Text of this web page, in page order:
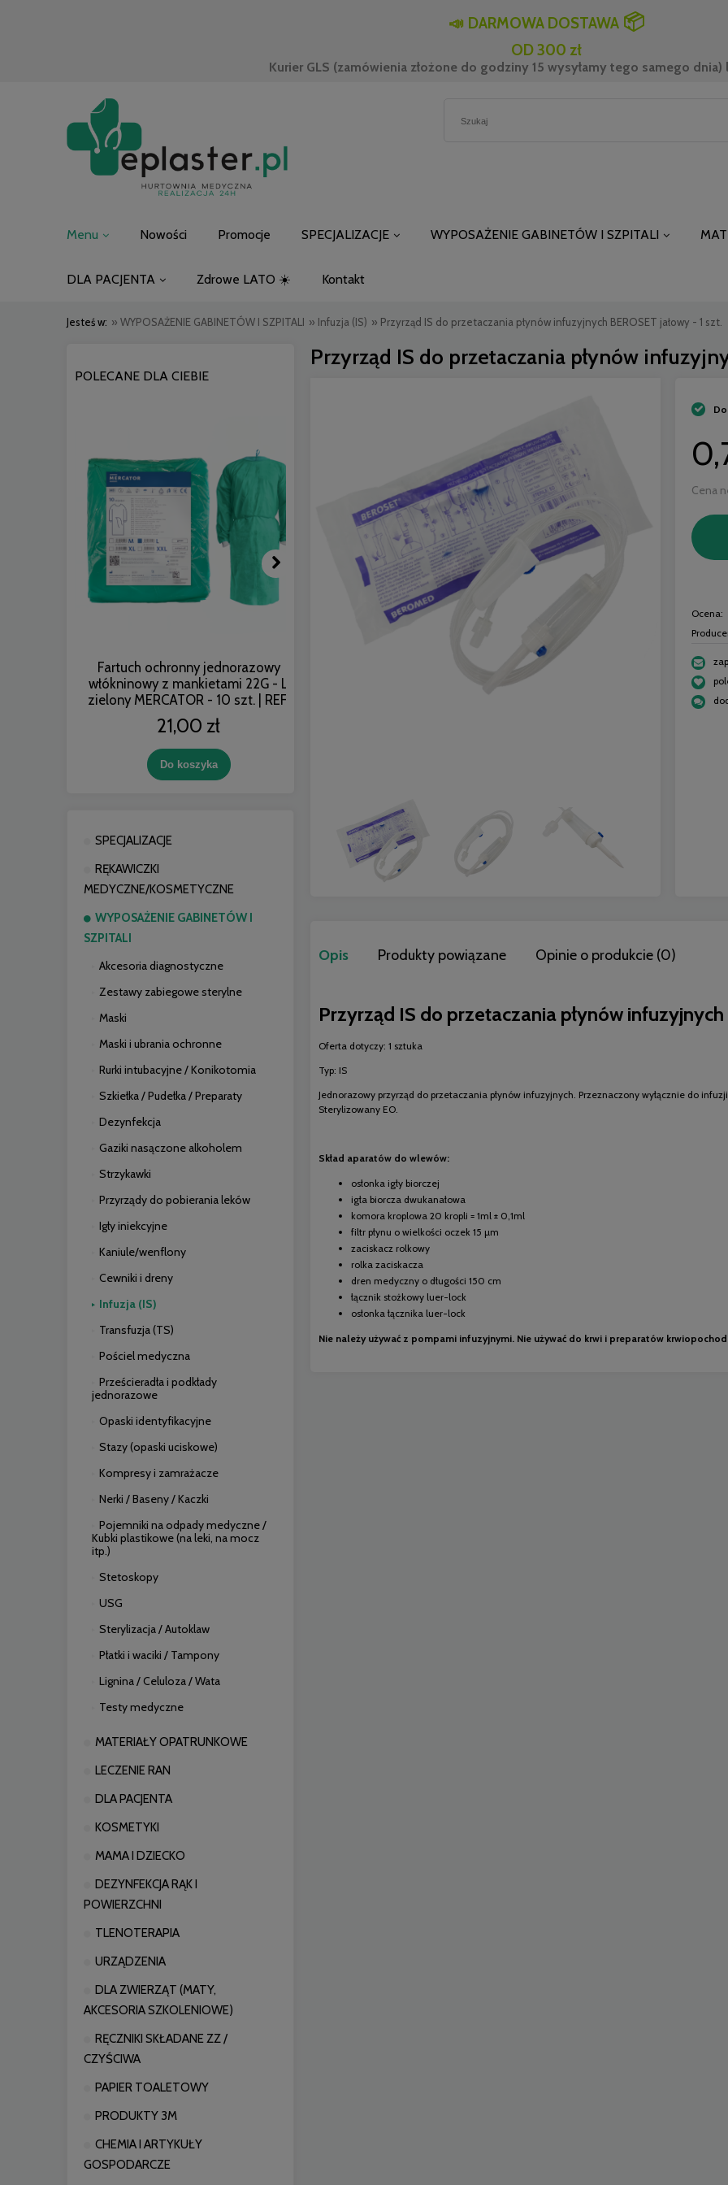
📣 DARMOWA DOSTAWA📦
OD 300 zł
Kurier GLS (zamówienia złożone do godziny 15 wysyłamy tego samego
Menu Nowości Promocje SPECJALIZACJE WYPOSAŻENIE GABINETÓW I SZPITALI
DLA PACJENTA Zdrowe LATO ☀️ Kontakt
Jesteś w: » WYPOSAŻENIE GABINETÓW I SZPITALI » Infuzja (IS) » Przyrząd IS do przetaczania płynów infuzyjnych BEROSET jałowy - 1 szt.
POLECANE DLA CIEBIE
Fartuch ochronny jednorazowy
włókninowy z mankietami 22G - L
zielony MERCATOR - 10 szt. | REF:
W267200140
21,00 zł
Do koszyka
Fartuch ochronny jednorazowy
włókninowy z mankietami 22G - M
dispoFine Igły iniekcyjne
25G sterylne - 100 szt.
SPECJALIZACJE
RĘKAWICZKI
MEDYCZNE/KOSMETYCZNE
WYPOSAŻENIE GABINETÓW I
SZPITALI
Akcesoria diagnostyczne
Zestawy zabiegowe sterylne
Maski
Maski i ubrania ochronne
Rurki intubacyjne / Konikotomia
Szkiełka / Pudełka / Preparaty
Dezynfekcja
Gaziki nasączone alkoholem
Strzykawki
Przyrządy do pobierania leków
Igły iniekcyjne
Kaniule/wenflony
Cewniki i dreny
Infuzja (IS)
Transfuzja (TS)
Pościel medyczna
Prześcieradła i podkłady
jednorazowe
Opaski identyfikacyjne
Stazy (opaski uciskowe)
Kompresy i zamrażacze
Nerki / Baseny / Kaczki
Pojemniki na odpady medyczne /
Kubki plastikowe (na leki, na mocz
itp.)
Stetoskopy
USG
Sterylizacja / Autoklaw
Płatki i waciki / Tampony
Lignina / Celuloza / Wata
Testy medyczne
MATERIAŁY OPATRUNKOWE
LECZENIE RAN
DLA PACJENTA
KOSMETYKI
MAMA I DZIECKO
DEZYNFEKCJA RĄK I
POWIERZCHNI
TLENOTERAPIA
URZĄDZENIA
DLA ZWIERZĄT (MATY,
AKCESORIA SZKOLENIOWE)
RĘCZNIKI SKŁADANE ZZ /
CZYŚCIWA
PAPIER TOALETOWY
PRODUKTY 3M
CHEMIA I ARTYKUŁY
GOSPODARCZE
Przyrząd IS do przetaczania płynów
Cena
Ocena:
Opis Produkty powiązane Opinie o produkcie (0)
Przyrząd IS do przetaczania płynów infuzyjnych
Oferta dotyczy: 1 sztuka
Typ: IS
Jednorazowy przyrząd do przetaczania płynów infuzyjnych. Przeznaczony wyłącznie do
Sterylizowany EO.
Skład aparatów do wlewów:
osłonka igły biorczej
igła biorcza dwukanałowa
komora kroplowa 20 kropli = 1ml ± 0,1ml
filtr płynu o wielkości oczek 15 µm
zaciskacz rolkowy
rolka zaciskacza
dren medyczny o długości 150 cm
łącznik stożkowy luer-lock
osłonka łącznika luer-lock
Nie należy używać z pompami infuzyjnymi. Nie używać do krwi i preparatów